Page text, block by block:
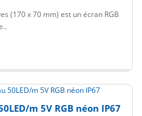
(170 x 70 mm) est un écran RGB
m 5V RGB néon IP67